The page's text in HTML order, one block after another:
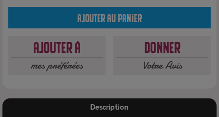
Ajouter au panier
Ajouter à
mes préférées
Donner
Votre Avis
Description